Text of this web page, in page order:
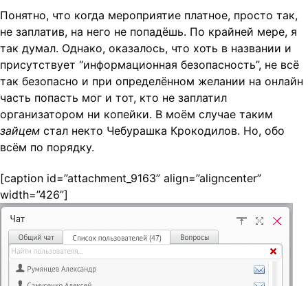
Понятно, что когда мероприятие платное, просто так,
не заплатив, на него не попадёшь. По крайней мере, я
так думал. Однако, оказалось, что хоть в названии и
присутствует “информационная безопасность”, не всё
так безопасно и при определённом желании на онлайн
часть попасть мог и тот, кто не заплатил
организатором ни копейки. В моём случае таким
зайцем стал некто Чебурашка Крокодилов. Но, обо
всём по порядку.
[caption id=”attachment_9163” align=”aligncenter”
width=”426”]